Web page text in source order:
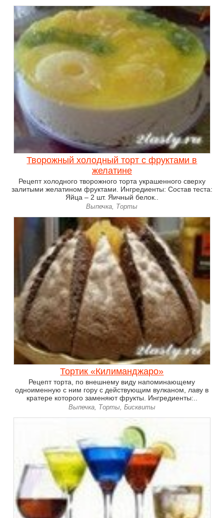
Творожный холодный торт с фруктами в
желатине
Рецепт холодного творожного торта украшенного сверху
залитыми желатином фруктами. Ингредиенты: Состав теста:
Яйца – 2 шт. Яичный белок..
Выпечка, Торты
Тортик «Килиманджаро»
Рецепт торта, по внешнему виду напоминающему
одноименную с ним гору с действующим вулканом, лаву в
кратере которого заменяют фрукты. Ингредиенты:..
Выпечка, Торты, Бисквиты